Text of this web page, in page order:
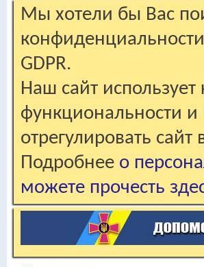
Мы хотели бы Вас
GDPR.
Наш сайт
функциональности
отрегулировать
Подробнее о
можете прочесть